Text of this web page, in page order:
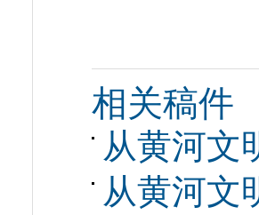
相关稿件
从黄河文
从黄河文